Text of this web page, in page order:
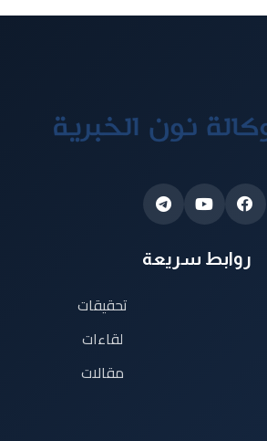
روابط سريعة
تحقيقات
لقاءات
مقالات